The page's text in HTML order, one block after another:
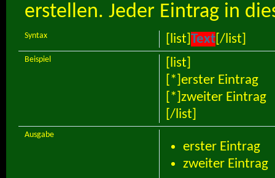
erstellen. Jeder Eintrag in
[list] Text[/list]
Syntax
[list]
[*]erster Eintrag
[*]zweiter Eintrag
[/list]
Beispiel
erster Eintrag
zweiter Eintrag
Ausgabe